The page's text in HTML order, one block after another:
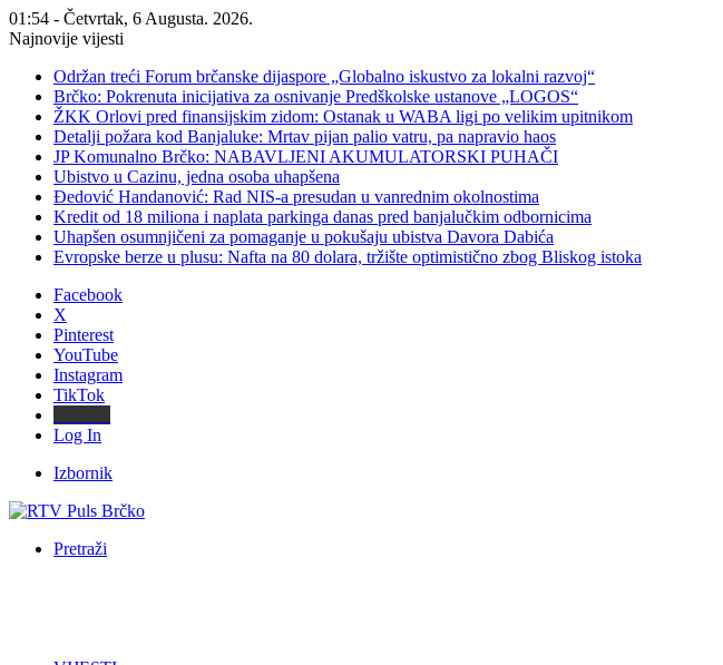
01:54 - Četvrtak, 6 Augusta. 2026.
Najnovije vijesti
Održan treći Forum brčanske dijaspore „Globalno iskustvo za lokalni razvoj“
Brčko: Pokrenuta inicijativa za osnivanje Predškolske ustanove „LOGOS“
ŽKK Orlovi pred finansijskim zidom: Ostanak u WABA ligi po velikim upitnikom
Detalji požara kod Banjaluke: Mrtav pijan palio vatru, pa napravio haos
JP Komunalno Brčko: NABAVLJENI AKUMULATORSKI PUHAČI
Ubistvo u Cazinu, jedna osoba uhapšena
Đedović Handanović: Rad NIS-a presudan u vanrednim okolnostima
Kredit od 18 miliona i naplata parkinga danas pred banjalučkim odbornicima
Uhapšen osumnjičeni za pomaganje u pokušaju ubistva Davora Dabića
Evropske berze u plusu: Nafta na 80 dolara, tržište optimistično zbog Bliskog istoka
Facebook
X
Pinterest
YouTube
Instagram
TikTok
Log In
Izbornik
Pretraži